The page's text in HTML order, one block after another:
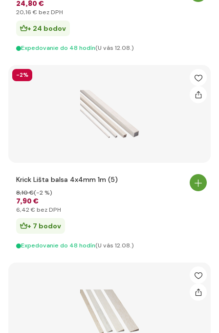
24,80 €
20,16 € bez DPH
+ 24 bodov
Expedovanie do 48 hodín(U vás 12.08.)
-2%
Krick Lišta balsa 4x4mm 1m (5)
7,90 €
8,10 €(-2 %)
6,42 € bez DPH
+ 7 bodov
Expedovanie do 48 hodín(U vás 12.08.)